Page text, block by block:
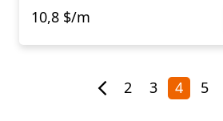
10,8 $/m
2 3 4 5